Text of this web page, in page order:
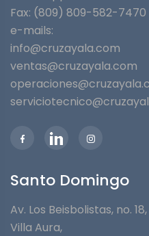
Fax: (809) 809-582-7470
e-mails:
info@cruzayala.com
ventas@cruzayala.com
Santo Domingo
Av. Los Beisbolistas, no. 18,
Villa Aura,